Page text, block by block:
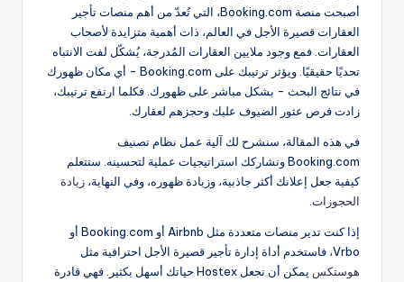
أصبحت منصة Booking.com، التي تُعدّ من أهم منصات تأجير
العقارات قصيرة الأجل في العالم، ذات أهمية متزايدة لأصحاب
العقارات. فمع وجود ملايين العقارات المُدرجة، يُشكّل لفت الانتباه
تحديًا حقيقيًا. ويؤثر ترتيبك على Booking.com - أي مكان ظهورك
في نتائج البحث - بشكل مباشر على ظهورك. فكلما ارتفع ترتيبك،
زادت فرص عثور الضيوف عليك وحجزهم لعقارك.
في هذه المقالة، سنشرح لك آلية عمل نظام تصنيف
Booking.com ونشاركك استراتيجيات عملية لتحسينه. ستتعلم
كيفية جعل إعلانك أكثر جاذبية، وزيادة ظهوره، وفي النهاية، زيادة
الحجوزات
إذا كنت تدير منصات متعددة مثل Airbnb أو Booking.com أو
Vrbo، فاستخدم أداة إدارة تأجير قصيرة الأجل احترافية مثل
هوستكس
يمكن أن تجعل Hostex حياتك أسهل بكثير. فهي قادرة